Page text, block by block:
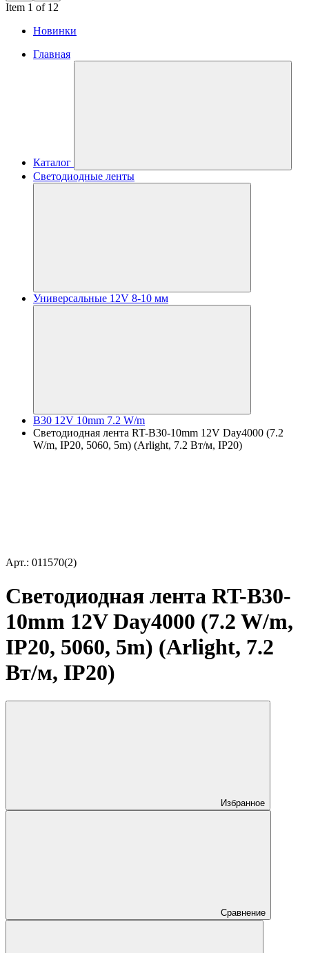
Item 1 of 12
Новинки
Главная
Каталог
Светодиодные ленты
Универсальные 12V 8-10 мм
B30 12V 10mm 7.2 W/m
Светодиодная лента RT-B30-10mm 12V Day4000 (7.2
W/m, IP20, 5060, 5m) (Arlight, 7.2 Вт/м, IP20)
Арт.: 011570(2)
Светодиодная лента RT-B30-
10mm 12V Day4000 (7.2 W/m,
IP20, 5060, 5m) (Arlight, 7.2
Вт/м, IP20)
Избранное
Сравнение